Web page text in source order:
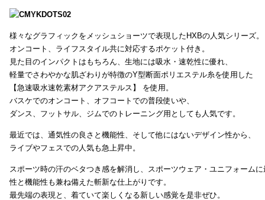
様々なグラフィックをメッシュショーツで表現したHXBの人気シリーズ。
オンコート、ライフスタイル共に対応するポケット付き。
見た目のインパクトはもちろん、生地には吸水・速乾性に優れ、
軽量でさわやかな肌ざわりが特徴のY型断面ポリエステル糸を使用した
【急速吸水速乾素材アクアステルス】 を使用。
バスケでのオンコート、オフコートでの普段使いや、
ダンス、フットサル、ジムでのトレーニング用としても人気です。
最近では、通気性の良さと機能性、そして他にはないデザイン性から、
ライブやフェスでの人気も急上昇中。
スポーツ時の汗のベタつき感を解消し、スポーツウェア・ユニフォーム
性と機能性も兼ね備えた斬新な仕上がりです。
最先端の表現と、着ていて楽しくなる新しい感覚を是非ぜひ。